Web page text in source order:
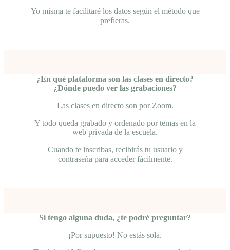
Yo misma te facilitaré los datos según el método que
prefieras.
¿En qué plataforma son las clases en directo?
¿Dónde puedo ver las grabaciones?
Las clases en directo son por Zoom.
Y todo queda grabado y ordenado por temas en la
web privada de la escuela.
Cuando te inscribas, recibirás tu usuario y
contraseña para acceder fácilmente.
Si tengo alguna duda, ¿te podré preguntar?
¡Por supuesto! No estás sola.